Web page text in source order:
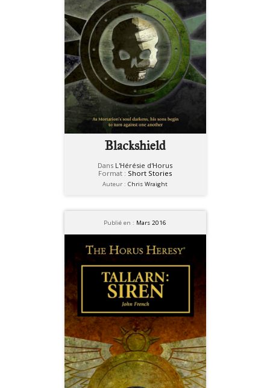
Blackshield
Dans L'Hérésie d'Horus
Format : Short Stories
Auteur : Chris Wraight
Publié en : Mars 2016